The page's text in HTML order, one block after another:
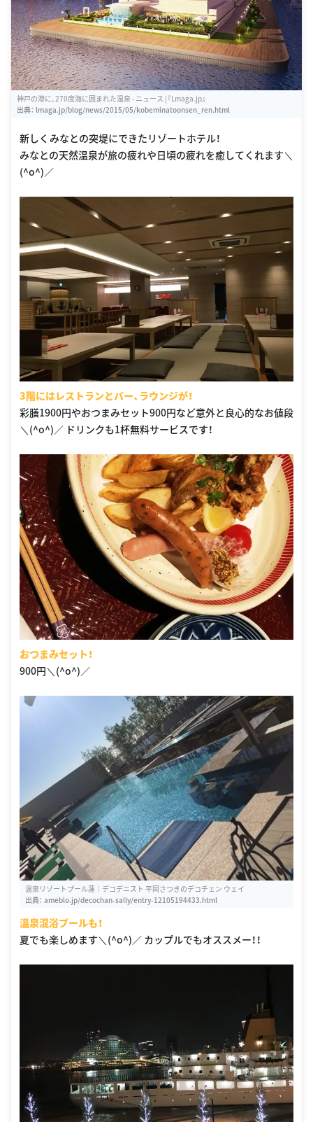
神戸の港に、270度海に囲まれた温泉 - ニュース |『Lmaga.jp』
出典： lmaga.jp/blog/news/2015/05/kobeminatoonsen_ren.html
新しくみなとの突堤にできたリゾートホテル！
みなとの天然温泉が旅の疲れや日頃の疲れを癒してくれます＼
(^o^)／
3階にはレストランとバー、ラウンジが！
彩膳1900円やおつまみセット900円など意外と良心的なお値段
＼(^o^)／ ドリンクも1杯無料サービスです！
おつまみセット！
900円＼(^o^)／
温泉リゾートプール蓮｜デコデニスト 平岡さつきのデコチェン ウェイ
出典： ameblo.jp/decochan-sally/entry-12105194433.html
温泉混浴プールも！
夏でも楽しめます＼(^o^)／ カップルでもオススメー！！